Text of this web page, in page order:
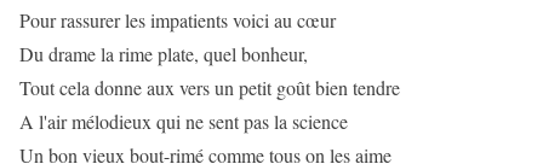
Pour rassurer les impatients voici au cœur
Du drame la rime plate, quel bonheur,
Tout cela donne aux vers un petit goût bien tendre
A l'air mélodieux qui ne sent pas la science
Un bon vieux bout-rimé comme tous on les aime